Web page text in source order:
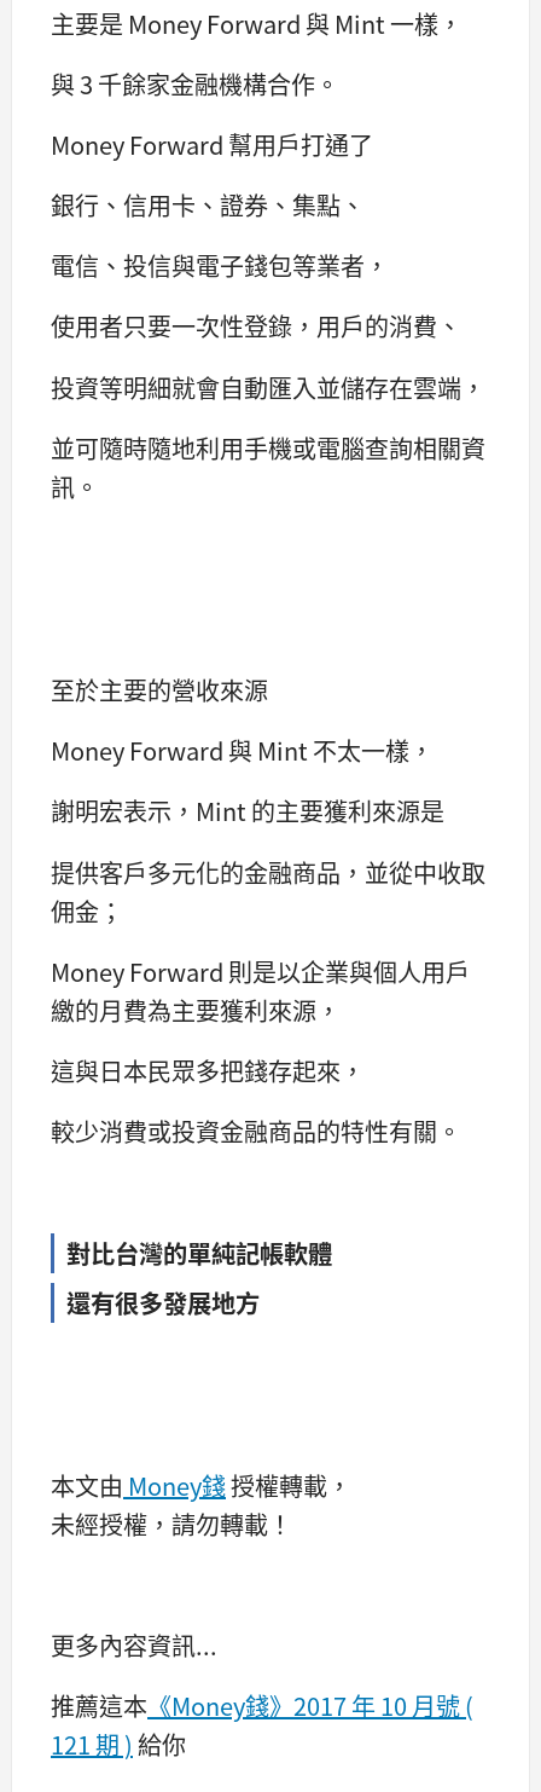
主要是 Money Forward 與 Mint 一樣，
與 3 千餘家金融機構合作。
Money Forward 幫用戶打通了
銀行、信用卡、證券、集點、
電信、投信與電子錢包等業者，
使用者只要一次性登錄，用戶的消費、
投資等明細就會自動匯入並儲存在雲端，
並可隨時隨地利用手機或電腦查詢相關資
訊。
至於主要的營收來源
Money Forward 與 Mint 不太一樣，
謝明宏表示，Mint 的主要獲利來源是
提供客戶多元化的金融商品，並從中收取
佣金；
Money Forward 則是以企業與個人用戶
繳的月費為主要獲利來源，
這與日本民眾多把錢存起來，
較少消費或投資金融商品的特性有關。
對比台灣的單純記帳軟體
還有很多發展地方
本文由 Money錢授權轉載，
未經授權，請勿轉載！
更多內容資訊...
推薦這本 《Money錢》 2017 年 10 月號 (
121 期 ) 給你